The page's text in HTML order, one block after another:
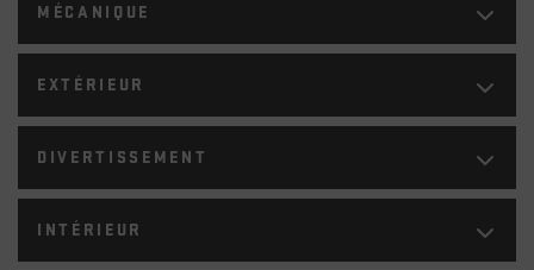
MÉCANIQUE
EXTÉRIEUR
DIVERTISSEMENT
INTÉRIEUR